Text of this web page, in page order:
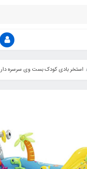
استخر بادی کودک بست وی سرسره دار